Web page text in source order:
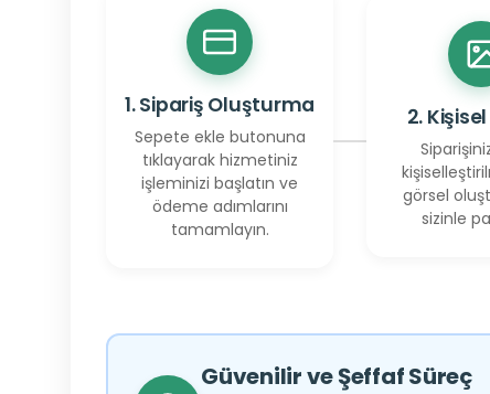
1. Sipariş Oluşturma
Sepete ekle butonuna
tıklayarak hizmetiniz
işleminizi başlatın ve
ödeme adımlarını
tamamlayın.
2.
görsel
sizinle
Güvenilir ve Şeffaf Süreç